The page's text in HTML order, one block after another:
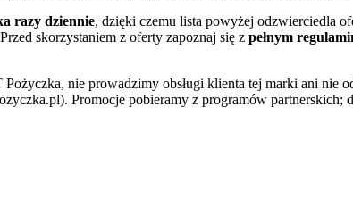
razy dziennie, dzięki czemu lista powyżej odzwierciedla
skorzystaniem z oferty zapoznaj się z pełnym
Pożyczka, nie prowadzimy obsługi klienta tej marki ani nie
. Promocje pobieramy z programów partnerskich;